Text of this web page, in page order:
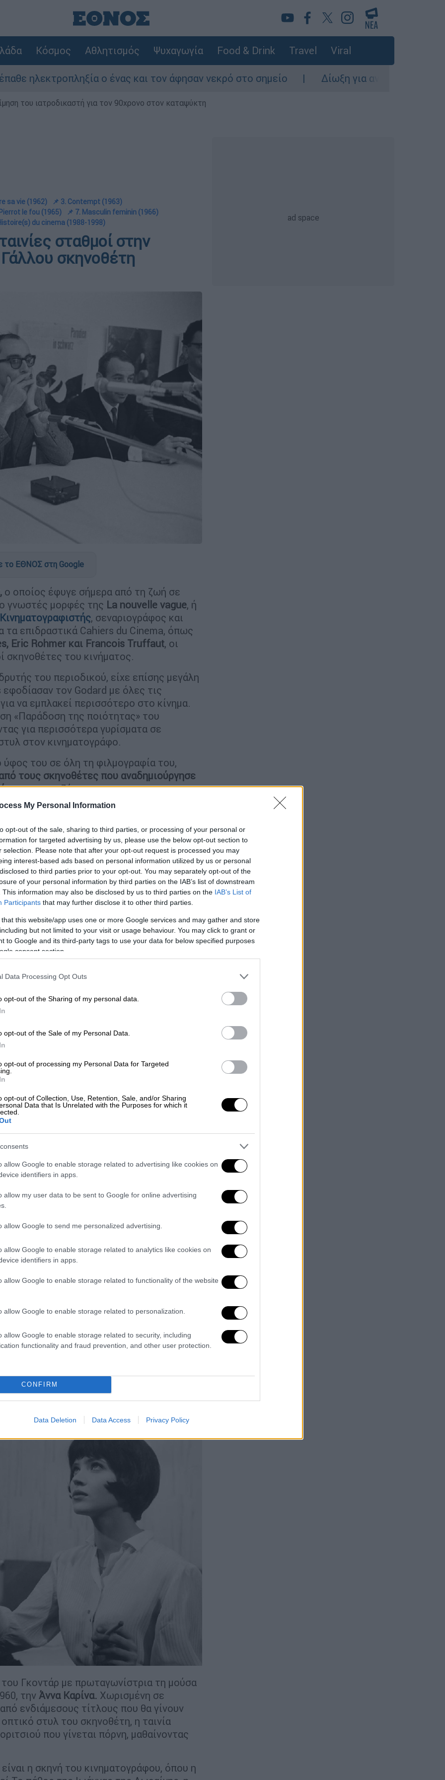
My Personal Information
opt-out of the sale, sharing to third parties, or processing of your personal or
for targeted advertising by us, please use the below opt-out section to
selection. Please note that after your opt-out request is processed you may
interest-based ads based on personal information utilized by us or personal
to third parties prior to your opt-out. You may separately opt-out of the
of your personal information by third parties on the IAB’s list of downstream
This information may also be disclosed by us to third parties on the IAB’s List of
Participants that may further disclose it to other third parties.
that this website/app uses one or more Google services and may gather and store
but not limited to your visit or usage behaviour. You may click to grant or
to Google and its third-party tags to use your data for below specified purposes
consent section.
Data Processing Opt Outs
opt-out of the Sharing of my personal data.
opt-out of the Sale of my Personal Data.
opt-out of processing my Personal Data for Targeted
opt-out of Collection, Use, Retention, Sale, and/or Sharing
Data that Is Unrelated with the Purposes for which it
allow Google to enable storage related to advertising like cookies on
identifiers in apps.
allow my user data to be sent to Google for online advertising
allow Google to send me personalized advertising.
allow Google to enable storage related to analytics like cookies on
identifiers in apps.
allow Google to enable storage related to functionality of the website
allow Google to enable storage related to personalization.
allow Google to enable storage related to security, including
functionality and fraud prevention, and other user protection.
CONFIRM
Data Deletion Data Access Privacy Policy
Κόσμος Αθλητισμός Ψυχαγωγία Food & Drink Travel Viral
ο ένας και τον άφησαν νεκρό στο σημείο Δίωξη για ανθρωποκτονία από πρόθεση
του ιατροδικαστή για τον 90χρονο στον καταψύκτη
sa vie (1962)
📌 3. Contempt (1963)
le fou (1965)
📌 7. Masculin feminin (1966)
du cinema (1988-1998)
σταθμοί στην
σκηνοθέτη
το ΕΘΝΟΣ στη Google
ο οποίος έφυγε σήμερα από τη ζωή σε
γνωστές μορφές της La nouvelle vague, ή
Κινηματογραφιστής, σεναριογράφος και
τα επιδραστικά Cahiers du Cinema, όπως
Eric Rohmer και Francois Truffaut, οι
σκηνοθέτες του κινήματος.
του περιοδικού, είχε επίσης μεγάλη
τον Godard με όλες τις
να εμπλακεί περισσότερο στο κίνημα.
«Παράδοση της ποιότητας» του
για περισσότερα γυρίσματα σε
στον κινηματογράφο.
ύφος του σε όλη τη φιλμογραφία του,
τους σκηνοθέτες που αναδημιούργησε
, πειραματιζόμενος με την
φόρμα, αμφισβητώντας τα
του ύφος.
το
τονJean-Paul Belmondo, ο οποίος
ηθοποιούς του γαλλικού
Jean Seberg,το pixie κούρεμα της οποίας
της ταινίας.
γίνεται ρομαντική ταινία καθώς
τους κανόνες της αφήγησης όπως
cutsπροστίθενται στο μοντάζ, το
πλέον ταμπού, το
είδους και η αφήγηση μεταπηδά
να προσφέρει τόσες πληροφορίες για
το κοινό.
τους. Μετά το ειδύλλιό τους, το
σε όλη τη φιλμογραφία του
διαφορετικούς στόχους και απόψεις
το μόνο που χρειάζεσαι για μια καλή
του Γκοντάρ με πρωταγωνίστρια τη μούσα
την Άννα Καρίνα. Χωρισμένη σε
ενδιάμεσους τίτλους που θα γίνουν
στυλ του σκηνοθέτη, η ταινία
που γίνεται πόρνη, μαθαίνοντας
η σκηνή του κινηματογράφου, όπου η